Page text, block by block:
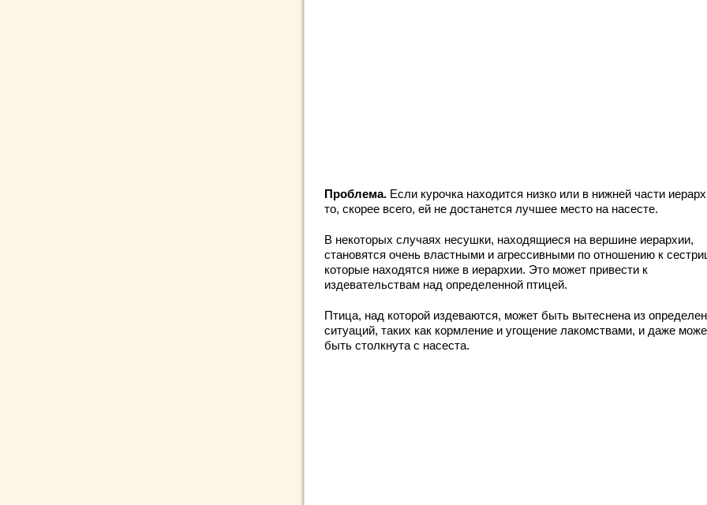
Проблема. Если курочка находится низко или в нижней части
то, скорее всего, ей не достанется лучшее место на насесте.
В некоторых случаях несушки, находящиеся на вершине иерархии,
становятся очень властными и агрессивными по отношению к
которые находятся ниже в иерархии. Это может привести к
издевательствам над определенной птицей.
Птица, над которой издеваются, может быть вытеснена из
ситуаций, таких как кормление и угощение лакомствами, и даже
быть столкнута с насеста.